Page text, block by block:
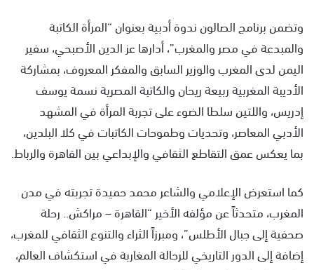
وتضمن برنامج الصالون ندوة أدبية بعنوان “المرأة الكاتبة
والمبدعة في مصر والمغرب”، أدارها عز الدين الأصبحي، سفير
اليمن لدى المغرب والوزير السابق والمفكر المعروف، بمشاركة
الأديبة المغربية ربيعة ريحان والكاتبة المصرية نسمة يوسف
إدريس، واللتين سلطا الضوء على تجربة المرأة في المشهد
الأدبي المعاصر، وتحديات وطموحات الكاتبات في كلا البلدين،
بما يعكس عمق التقاطع الثقافي والإبداعي بين القاهرة والرباط.
كما استعرض الإعلامي والشاعر محمد حميدة تجربته في مدن
المغرب، متحدثاً عن مؤلفه الأخير “القاهرة – مراكش.. رحلة
صحفية إلى جبال الأطلس”، ومبرزاً الثراء والتنوع الثقافي للمغرب،
إضافة إلى الدور التاريخي للرحالة المغاربة في استكشاف العالم،